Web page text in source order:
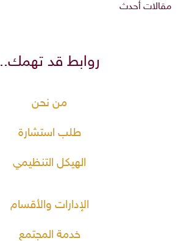
مقالات أحدث
روابط قد تهمك..
من نحن
طلب استشارة
الهيكل التنظيمي
الإدارات والأقسام
خدمة المجتمع